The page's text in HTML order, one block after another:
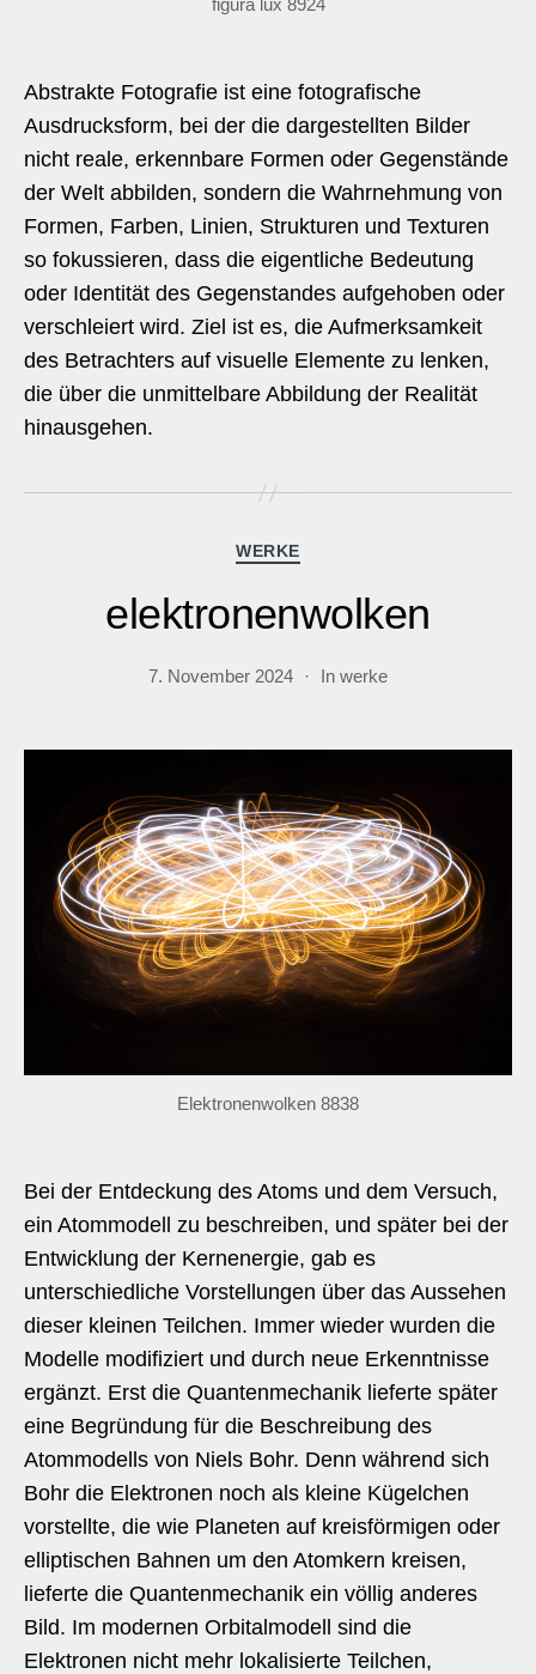
figura lux 8924
Abstrakte Fotografie ist eine fotografische
Ausdrucksform, bei der die dargestellten Bilder
nicht reale, erkennbare Formen oder Gegenstände
der Welt abbilden, sondern die Wahrnehmung von
Formen, Farben, Linien, Strukturen und Texturen
so fokussieren, dass die eigentliche Bedeutung
oder Identität des Gegenstandes aufgehoben oder
verschleiert wird. Ziel ist es, die Aufmerksamkeit
des Betrachters auf visuelle Elemente zu lenken,
die über die unmittelbare Abbildung der Realität
hinausgehen.
Kategorien
WERKE
elektronenwolken
7. November 2024 In werke
Elektronenwolken 8838
Bei der Entdeckung des Atoms und dem Versuch,
ein Atommodell zu beschreiben, und später bei der
Entwicklung der Kernenergie, gab es
unterschiedliche Vorstellungen über das Aussehen
dieser kleinen Teilchen. Immer wieder wurden die
Modelle modifiziert und durch neue Erkenntnisse
ergänzt. Erst die Quantenmechanik lieferte später
eine Begründung für die Beschreibung des
Atommodells von Niels Bohr. Denn während sich
Bohr die Elektronen noch als kleine Kügelchen
vorstellte, die wie Planeten auf kreisförmigen oder
elliptischen Bahnen um den Atomkern kreisen,
lieferte die Quantenmechanik ein völlig anderes
Bild. Im modernen Orbitalmodell sind die
Elektronen nicht mehr lokalisierte Teilchen,